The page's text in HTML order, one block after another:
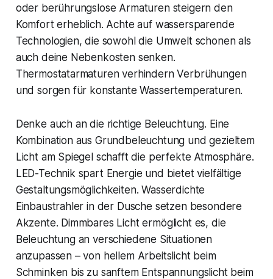
oder berührungslose Armaturen steigern den
Komfort erheblich. Achte auf wassersparende
Technologien, die sowohl die Umwelt schonen als
auch deine Nebenkosten senken.
Thermostatarmaturen verhindern Verbrühungen
und sorgen für konstante Wassertemperaturen.
Denke auch an die richtige Beleuchtung. Eine
Kombination aus Grundbeleuchtung und gezieltem
Licht am Spiegel schafft die perfekte Atmosphäre.
LED-Technik spart Energie und bietet vielfältige
Gestaltungsmöglichkeiten. Wasserdichte
Einbaustrahler in der Dusche setzen besondere
Akzente. Dimmbares Licht ermöglicht es, die
Beleuchtung an verschiedene Situationen
anzupassen – von hellem Arbeitslicht beim
Schminken bis zu sanftem Entspannungslicht beim